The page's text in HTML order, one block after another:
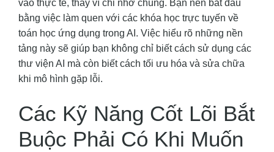
vào thực tế, thay vì chỉ nhớ chúng. Bạn nên bắt đầu
bằng việc làm quen với các khóa học trực tuyến về
toán học ứng dụng trong AI. Việc hiểu rõ những nền
tảng này sẽ giúp bạn không chỉ biết cách sử dụng các
thư viện AI mà còn biết cách tối ưu hóa và sửa chữa
khi mô hình gặp lỗi.
Các Kỹ Năng Cốt Lõi Bắt
Buộc Phải Có Khi Muốn